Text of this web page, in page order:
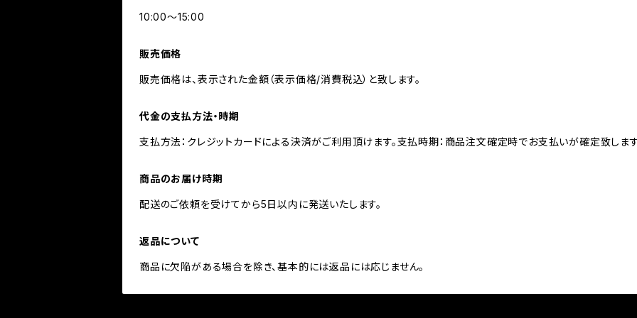
10:00〜15:00
販売価格
販売価格は、表示された金額（表示価格/消費税込）と致します。
代金の支払方法・時期
支払方法：クレジットカードによる決済がご利用頂けます。支払時期：商品注文確定時でお支払いが確定致します
商品のお届け時期
配送のご依頼を受けてから5日以内に発送いたします。
返品について
商品に欠陥がある場合を除き、基本的には返品には応じません。